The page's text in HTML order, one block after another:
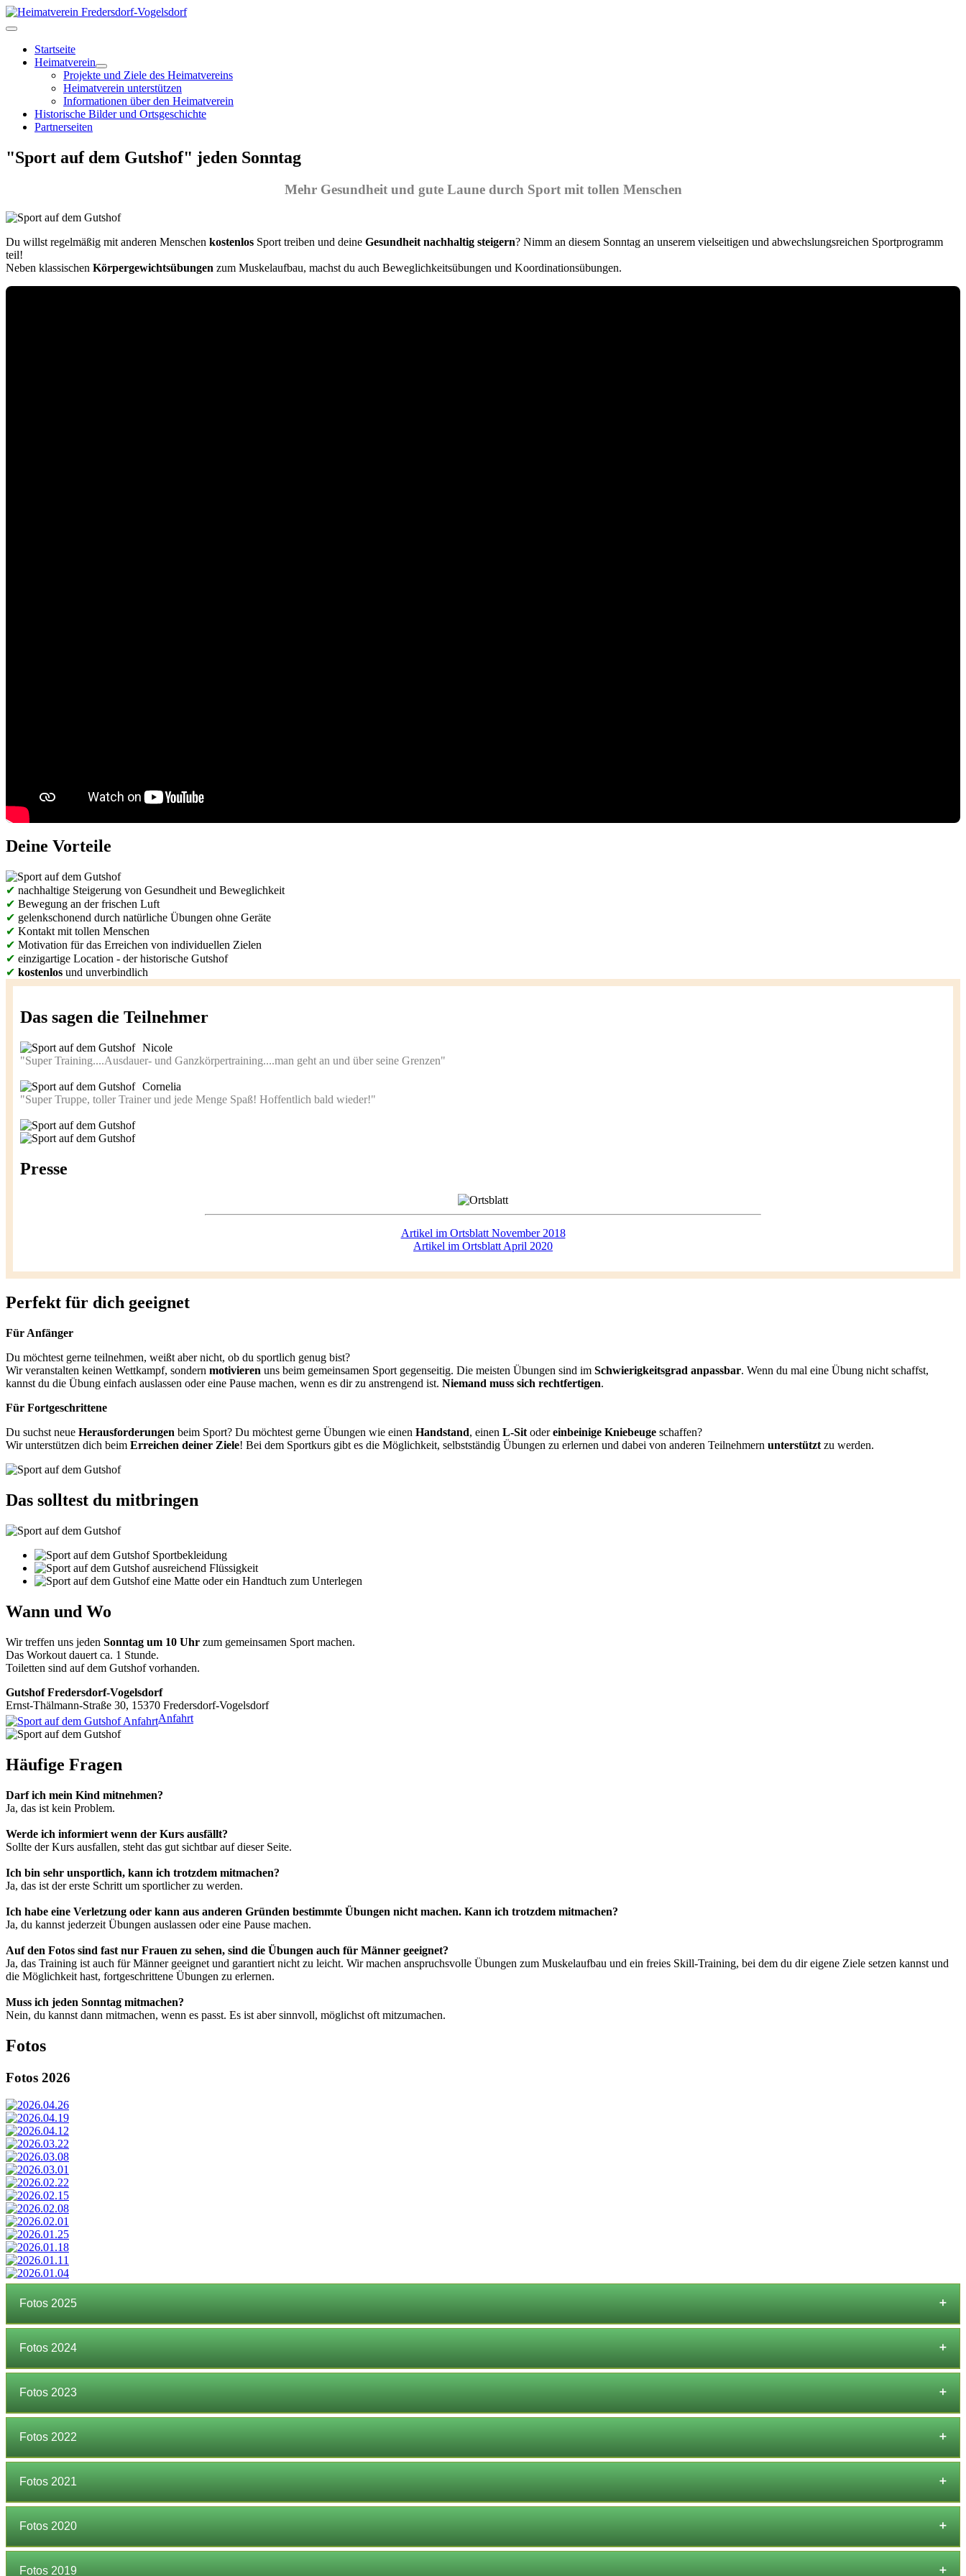
Startseite
Heimatverein
Projekte und Ziele des Heimatvereins
Heimatverein unterstützen
Informationen über den Heimatverein
Historische Bilder und Ortsgeschichte
Partnerseiten
"Sport auf dem Gutshof" jeden Sonntag
Mehr Gesundheit und gute Laune durch Sport mit tollen Menschen
Du willst regelmäßig mit anderen Menschen kostenlos Sport treiben und deine Gesundheit nachhaltig steigern? Nimm an diesem Sonntag an unserem vielseitigen und abwechs­lungsreichen Sportprogramm
teil!
Neben klassischen Körpergewichts­übungen zum Muskelaufbau, machst du auch Beweglichkeits­übungen und Koordinations­übungen.
Deine Vorteile
✔ nachhaltige Steigerung von Gesundheit und Beweglichkeit
✔ Bewegung an der frischen Luft
✔ gelenkschonend durch natürliche Übungen ohne Geräte
✔ Kontakt mit tollen Menschen
✔ Motivation für das Erreichen von individuellen Zielen
✔ einzigartige Location - der historische Gutshof
✔ kostenlos und unverbindlich
Das sagen die Teilnehmer
Nicole
"Super Training....Ausdauer- und Ganzkörpertraining....man geht an und über seine Grenzen"
Cornelia
"Super Truppe, toller Trainer und jede Menge Spaß! Hoffentlich bald wieder!"
Presse
Artikel im Ortsblatt November 2018
Artikel im Ortsblatt April 2020
Perfekt für dich geeignet
Für Anfänger
Du möchtest gerne teilnehmen, weißt aber nicht, ob du sportlich genug bist?
Wir veranstalten keinen Wettkampf, sondern motivieren uns beim gemeinsamen Sport gegenseitig. Die meisten Übungen sind im Schwierigkeitsgrad anpassbar. Wenn du mal eine Übung nicht schaffst,
kannst du die Übung einfach auslassen oder eine Pause machen, wenn es dir zu anstrengend ist. Niemand muss sich rechtfertigen.
Für Fortgeschrittene
Du suchst neue Herausforderungen beim Sport? Du möchtest gerne Übungen wie einen Handstand, einen L-Sit odereinbeinige Kniebeuge schaffen?
Wir unterstützen dich beim Erreichen deiner Ziele! Bei dem Sportkurs gibt es die Möglichkeit, selbstständig Übungen zu erlernen und dabei von anderen Teilnehmern unterstützt zu werden.
Das solltest du mitbringen
Sportbekleidung
ausreichend Flüssigkeit
eine Matte oder ein Handtuch zum Unterlegen
Wann und Wo
Wir treffen uns jeden Sonntag um 10 Uhr zum gemeinsamen Sport machen.
Das Workout dauert ca. 1 Stunde.
Toiletten sind auf dem Gutshof vorhanden.
Gutshof Fredersdorf-Vogelsdorf
Ernst-Thälmann-Straße 30, 15370 Fredersdorf-Vogelsdorf
Anfahrt
Häufige Fragen
Darf ich mein Kind mitnehmen?
Ja, das ist kein Problem.
Werde ich informiert wenn der Kurs ausfällt?
Sollte der Kurs ausfallen, steht das gut sichtbar auf dieser Seite.
Ich bin sehr unsportlich, kann ich trotzdem mitmachen?
Ja, das ist der erste Schritt um sportlicher zu werden.
Ich habe eine Verletzung oder kann aus anderen Gründen bestimmte Übungen nicht machen. Kann ich trotzdem mitmachen?
Ja, du kannst jederzeit Übungen auslassen oder eine Pause machen.
Auf den Fotos sind fast nur Frauen zu sehen, sind die Übungen auch für Männer geeignet?
Ja, das Training ist auch für Männer geeignet und garantiert nicht zu leicht. Wir machen anspruchsvolle Übungen zum Muskelaufbau und ein freies Skill-Training, bei dem du dir eigene Ziele setzen kannst und
die Möglichkeit hast, fortgeschrittene Übungen zu erlernen.
Muss ich jeden Sonntag mitmachen?
Nein, du kannst dann mitmachen, wenn es passt. Es ist aber sinnvoll, möglichst oft mitzumachen.
Fotos
Fotos 2026
Fotos 2025
Fotos 2024
Fotos 2023
Fotos 2022
Fotos 2021
Fotos 2020
Fotos 2019